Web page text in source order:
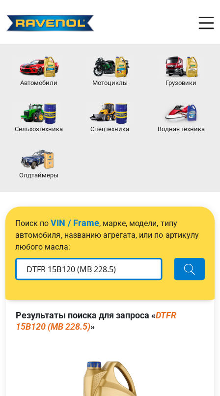
Автомобили Мотоциклы Грузовики
Сельхозтехника Спецтехника Водная техника
Олдтаймеры
Поиск поVIN / Frame, марке, модели, типу
автомобиля, названию агрегата, или по артикулу
любого масла:
Результаты поиска для запроса «DTFR
15B120 (MB 228.5)»